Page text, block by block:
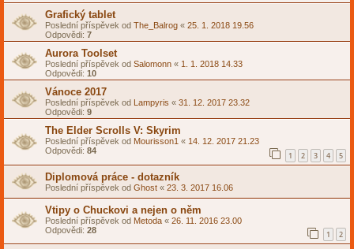
Grafický tablet
Poslední příspěvek od The_Balrog « 25. 1. 2018 19.56
Odpovědi: 7
Aurora Toolset
Poslední příspěvek od Salomonn « 1. 1. 2018 14.33
Odpovědi: 10
Vánoce 2017
Poslední příspěvek od Lampyris « 31. 12. 2017 23.32
Odpovědi: 9
The Elder Scrolls V: Skyrim
Poslední příspěvek od Mourisson1 « 14. 12. 2017 21.23
Odpovědi: 84 1 2 3 4 5
Diplomová práce - dotazník
Poslední příspěvek od Ghost « 23. 3. 2017 16.06
Vtipy o Chuckovi a nejen o něm
Poslední příspěvek od Metoda « 26. 11. 2016 23.00
Odpovědi: 28 1 2